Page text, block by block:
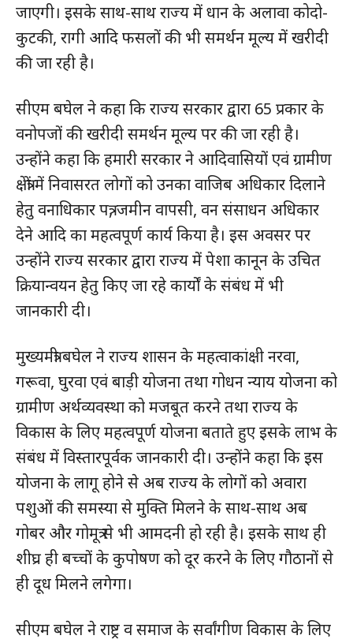
हमसे जुड़े
जाएगी। इसके साथ-साथ राज्य में धान के अलावा कोदो-
कुटकी, रागी आदि फसलों की भी समर्थन मूल्य में खरीदी
की जा रही है।
सीएम बघेल ने कहा कि राज्य सरकार द्वारा 65 प्रकार के
वनोपजों की खरीदी समर्थन मूल्य पर की जा रही है।
उन्होंने कहा कि हमारी सरकार ने आदिवासियों एवं ग्रामीण
क्षेत्रों में निवासरत लोगों को उनका वाजिब अधिकार दिलाने
हेतु वनाधिकार पत्र, जमीन वापसी, वन संसाधन अधिकार
देने आदि का महत्वपूर्ण कार्य किया है। इस अवसर पर
उन्होंने राज्य सरकार द्वारा राज्य में पेशा कानून के उचित
क्रियान्वयन हेतु किए जा रहे कार्यों के संबंध में भी
जानकारी दी।
मुख्यमंत्री बघेल ने राज्य शासन के महत्वाकांक्षी नरवा,
गरूवा, घुरवा एवं बाड़ी योजना तथा गोधन न्याय योजना को
ग्रामीण अर्थव्यवस्था को मजबूत करने तथा राज्य के
विकास के लिए महत्वपूर्ण योजना बताते हुए इसके लाभ के
संबंध में विस्तारपूर्वक जानकारी दी। उन्होंने कहा कि इस
योजना के लागू होने से अब राज्य के लोगों को अवारा
पशुओं की समस्या से मुक्ति मिलने के साथ-साथ अब
गोबर और गोमूत्र से भी आमदनी हो रही है। इसके साथ ही
शीघ्र ही बच्चों के कुपोषण को दूर करने के लिए गौठानों से
ही दूध मिलने लगेगा।
सीएम बघेल ने राष्ट्र व समाज के सर्वांगीण विकास के लिए